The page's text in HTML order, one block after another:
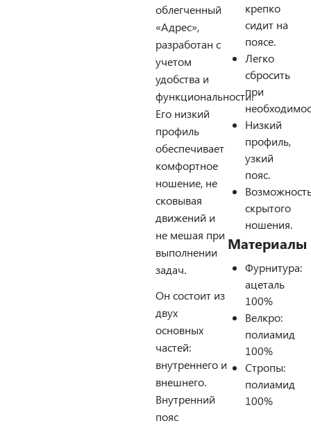
облегченный
«Адрес»,
разработан с
учетом
удобства и
функциональности.
Его низкий
профиль
обеспечивает
комфортное
ношение, не
сковывая
движений и
не мешая при
выполнении
задач.
Он состоит из
двух
основных
частей:
внутреннего и
внешнего.
Внутренний
пояс
крепко
сидит на
поясе.
Легко
сбросить
при
Низкий
профиль,
узкий
пояс.
скрытого
ношения.
Материалы
Фурнитура:
ацеталь
100%
Велкро:
полиамид
100%
Стропы:
полиамид
100%